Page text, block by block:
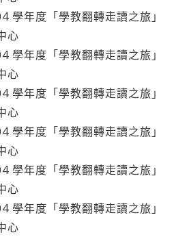
學年度「學教翻轉走讀之旅」
心
學年度「學教翻轉走讀之旅」
心
學年度「學教翻轉走讀之旅」
心
學年度「學教翻轉走讀之旅」
心
學年度「學教翻轉走讀之旅」
心
學年度「學教翻轉走讀之旅」
心